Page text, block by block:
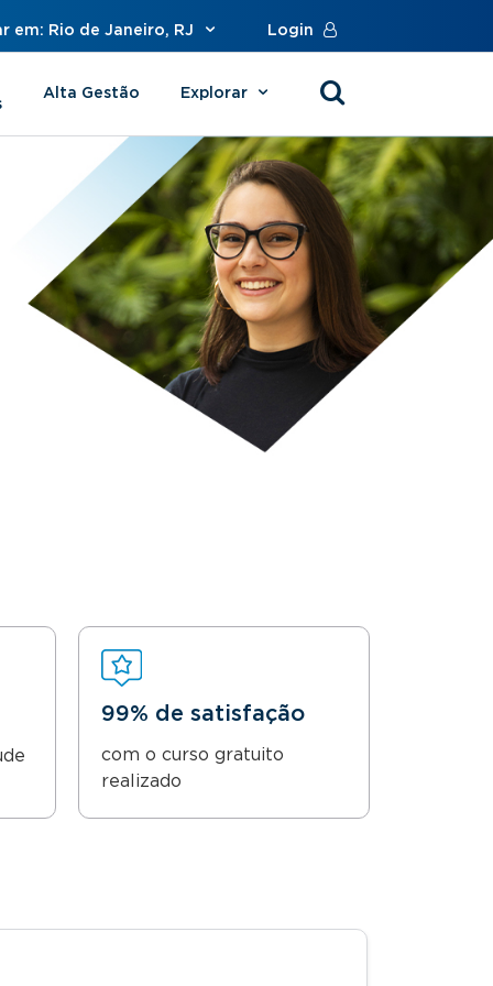
em: Rio de Janeiro, RJ Login
Alta Gestão Explorar
99% de satisfação
com o curso gratuito
realizado